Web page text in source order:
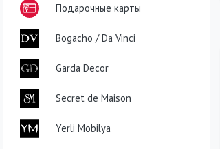
Подарочные карты
Bogacho / Da Vinci
Garda Decor
Secret de Maison
Yerli Mobilya